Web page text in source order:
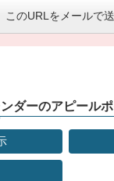
このURLをメールで
ダーのアピール